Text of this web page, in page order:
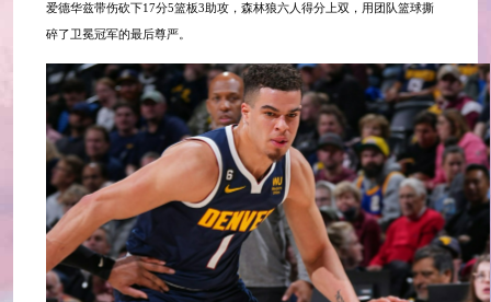
爱德华兹带伤砍下17分5篮板3助攻，森林狼六人得分上双，用团队篮球撕
碎了卫冕冠军的最后尊严。